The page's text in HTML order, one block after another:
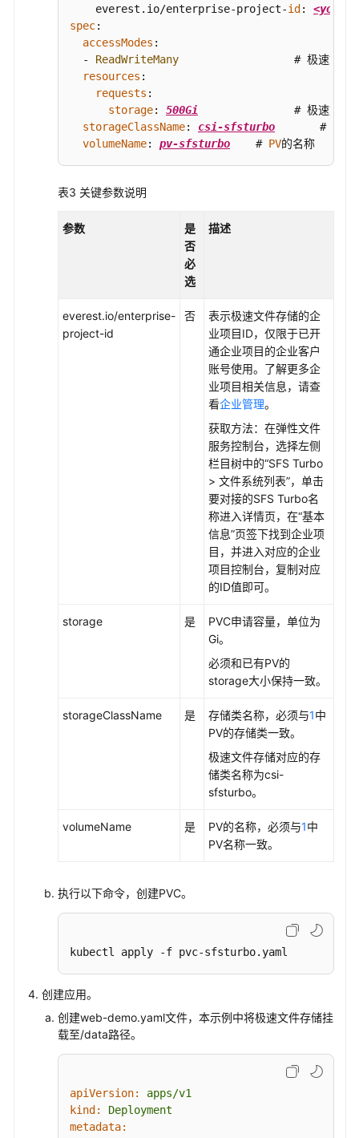
    everest.
io/enterprise-project-id:
spec:
accessModes :
  -
ReadWriteMany
# 极速文件
resources :
requests :
storage: 500Gi
# 极速文件
storageClassName: csi-sfsturbo
       #
volumeName: pv-sfsturbo
    #
PV的名称
表3 关键参数说明
参数
是
否
必
选
描述
everest.io/enterprise-
project-id
否
表示极速文件存储的企
业项目ID，仅限于已开
通企业项目的企业客户
账号使用。了解更多企
业项目相关信息，请查
看企业管理。
获取方法：在弹性文件
服务控制台，选择左侧
栏目树中的“SFS Turbo
> 文件系统列表”，单击
要对接的SFS Turbo名
称进入详情页，在“基本
信息”页签下找到企业项
目，并进入对应的企业
项目控制台，复制对应
的ID值即可。
storage 是
PVC申请容量，单位为
Gi。
必须和已有PV的
storage大小保持一致。
storageClassName 是 存储类名称，必须与1中
PV的存储类一致。
极速文件存储对应的存
储类名称为csi-
sfsturbo。
volumeName 是 PV的名称，必须与1中
PV名称一致。
执行以下命令，创建PVC。
kubectl apply -f pvc-sfsturbo.yaml
创建应用。
创建web-demo.yaml文件，本示例中将极速文件存储挂
载至/data路径。
apiVersion:
apps/v1
kind:
Deployment
metadata: